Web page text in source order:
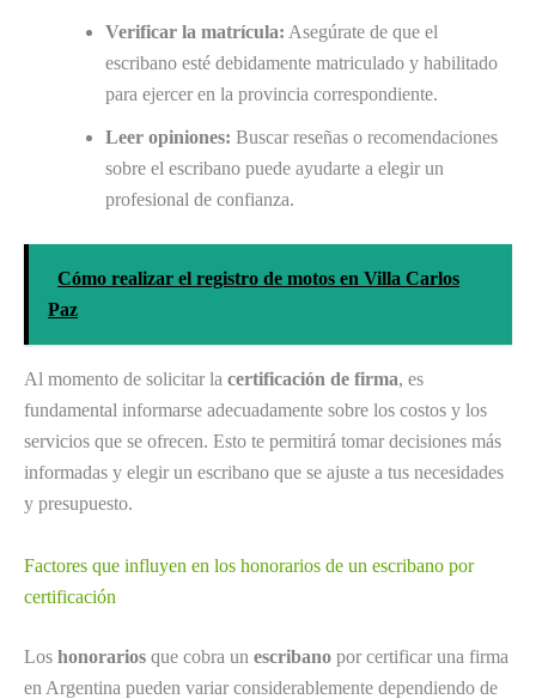
Verificar la matrícula: Asegúrate de que el
escribano esté debidamente matriculado y habilitado
para ejercer en la provincia correspondiente.
Leer opiniones: Buscar reseñas o recomendaciones
sobre el escribano puede ayudarte a elegir un
profesional de confianza.
Cómo realizar el registro de motos en Villa Carlos
Paz
Al momento de solicitar la certificación de firma, es
fundamental informarse adecuadamente sobre los costos y los
servicios que se ofrecen. Esto te permitirá tomar decisiones más
informadas y elegir un escribano que se ajuste a tus necesidades
y presupuesto.
Factores que influyen en los honorarios de un escribano por
certificación
Los honorarios que cobra un escribano por certificar una firma
en Argentina pueden variar considerablemente dependiendo de